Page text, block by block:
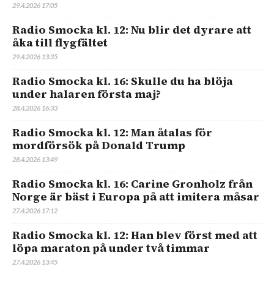
29.4.2026 17:05
Radio Smocka kl. 12: Nu blir det dyrare att
åka till flygfältet
29.4.2026 13:35
Radio Smocka kl. 16: Skulle du ha blöja
under halaren första maj?
28.4.2026 16:33
Radio Smocka kl. 12: Man åtalas för
mordförsök på Donald Trump
28.4.2026 13:49
Radio Smocka kl. 16: Carine Gronholz från
Norge är bäst i Europa på att imitera måsar
27.4.2026 17:12
Radio Smocka kl. 12: Han blev först med att
löpa maraton på under två timmar
27.4.2026 13:45